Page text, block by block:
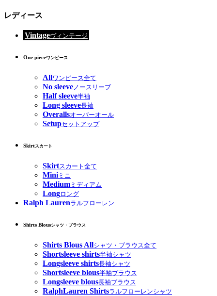
レディース
Vintageヴィンテージ
One pieceワンピース
Allワンピース全て
No sleeveノースリーブ
Half sleeve半袖
Long sleeve長袖
Overallsオーバーオール
Setupセットアップ
Skirtスカート
Skirtスカート全て
Miniミニ
Medium ミディアム
Longロング
Ralph Laurenラルフローレン
Shirts Blousシャツ・ブラウス
Shirts Blous Allシャツ・ブラウス全て
Shortsleeve shirts半袖シャツ
Longsleeve shirts長袖シャツ
Shortsleeve blous半袖ブラウス
Longsleeve blous長袖ブラウス
RalphLauren Shirtsラルフローレンシャツ